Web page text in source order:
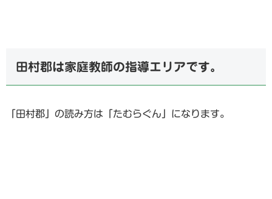
田村郡は家庭教師の指導エリアです。
「田村郡」の読み方は「たむらぐん」になります。